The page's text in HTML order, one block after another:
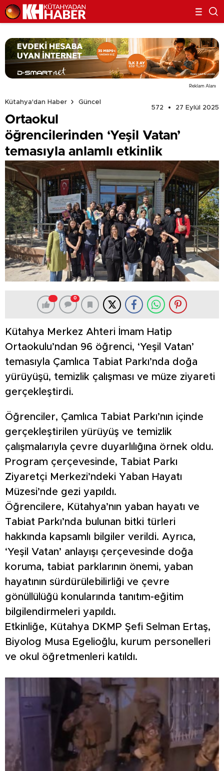
Reklam Alanı
Kütahya'dan Haber
Güncel
572
27 Eylül 2025
Ortaokul
öğrencilerinden ‘Yeşil Vatan’
temasıyla anlamlı etkinlik
0
Kütahya Merkez Ahteri İmam Hatip
Ortaokulu’ndan 96 öğrenci, ‘Yeşil Vatan’
temasıyla Çamlıca Tabiat Parkı’nda doğa
yürüyüşü, temizlik çalışması ve müze ziyareti
gerçekleştirdi.
Öğrenciler, Çamlıca Tabiat Parkı’nın içinde
gerçekleştirilen yürüyüş ve temizlik
çalışmalarıyla çevre duyarlılığına örnek oldu.
Program çerçevesinde, Tabiat Parkı
Ziyaretçi Merkezi’ndeki Yaban Hayatı
Müzesi’nde gezi yapıldı.
Öğrencilere, Kütahya’nın yaban hayatı ve
Tabiat Parkı’nda bulunan bitki türleri
hakkında kapsamlı bilgiler verildi. Ayrıca,
‘Yeşil Vatan’ anlayışı çerçevesinde doğa
koruma, tabiat parklarının önemi, yaban
hayatının sürdürülebilirliği ve çevre
gönüllülüğü konularında tanıtım-eğitim
bilgilendirmeleri yapıldı.
Etkinliğe, Kütahya DKMP Şefi Selman Ertaş,
Biyolog Musa Egelioğlu, kurum personelleri
ve okul öğretmenleri katıldı.